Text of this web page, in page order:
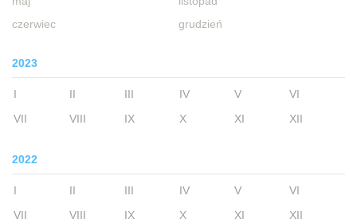
czerwiec
grudzień
2023
I II III IV V
VI
VII
VIII IX X XI XII
2022
I II III IV V
VI
VII
VIII IX X XI XII